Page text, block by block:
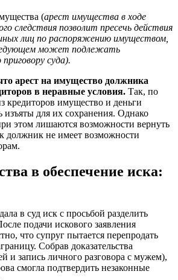
(арест имущества в ходе
следствия позволит пресечь действия
лиц по распоряжению имуществом,
может подлежать
суда).
арест на имущество должника
в неравные условия. Так, по
кредиторов имущество и деньги
изъяты для их сохранения. Однако
этом лишаются возможности вернуть
должник не имеет возможности
в обеспечение иска:
в суд иск с просьбой разделить
подачи искового заявления
что супруг пытается перепродать
Собрав доказательства
и запись личного разговора с мужем),
смогла подтвердить незаконные